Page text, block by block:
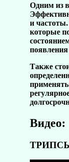
Одним из
и частоты.
которые
Также
Видео:
ТРИПСЫ